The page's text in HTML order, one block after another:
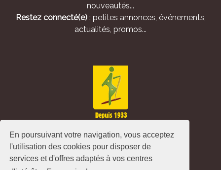
En poursuivant votre navigation, vous acceptez
l'utilisation des cookies pour disposer de
services et d'offres adaptés à vos centres
nouveautés...
Restez connecté(e): petites annonces, événements,
actualités, promos...